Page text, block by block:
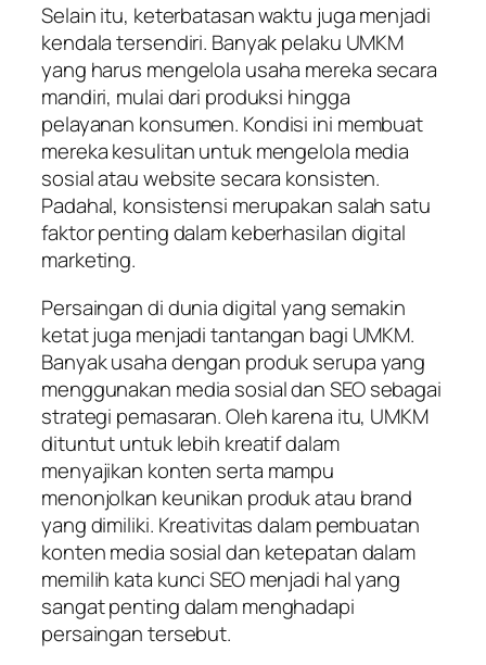
Selain itu, keterbatasan waktu juga menjadi
kendala tersendiri. Banyak pelaku UMKM
yang harus mengelola usaha mereka secara
mandiri, mulai dari produksi hingga
pelayanan konsumen. Kondisi ini membuat
mereka kesulitan untuk mengelola media
sosial atau website secara konsisten.
Padahal, konsistensi merupakan salah satu
faktor penting dalam keberhasilan digital
marketing.
Persaingan di dunia digital yang semakin
ketat juga menjadi tantangan bagi UMKM.
Banyak usaha dengan produk serupa yang
menggunakan media sosial dan SEO sebagai
strategi pemasaran. Oleh karena itu, UMKM
dituntut untuk lebih kreatif dalam
menyajikan konten serta mampu
menonjolkan keunikan produk atau brand
yang dimiliki. Kreativitas dalam pembuatan
konten media sosial dan ketepatan dalam
memilih kata kunci SEO menjadi hal yang
sangat penting dalam menghadapi
persaingan tersebut.